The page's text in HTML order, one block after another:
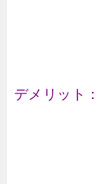
デメリット